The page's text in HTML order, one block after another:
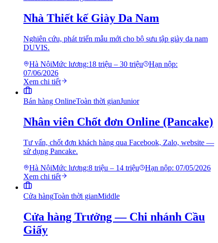
Nhà Thiết kế Giày Da Nam
Nghiên cứu, phát triển mẫu mới cho bộ sưu tập giày da nam
DUVIS.
Hà NộiMức lương:18 triệu – 30 triệu
Hạn nộp:
07/06/2026
Xem chi tiết
Bán hàng OnlineToàn thời gianJunior
Nhân viên Chốt đơn Online (Pancake)
Tư vấn, chốt đơn khách hàng qua Facebook, Zalo, website —
sử dụng Pancake.
Hà NộiMức lương:8 triệu – 14 triệu Hạn nộp: 07/05/2026
Xem chi tiết
Cửa hàngToàn thời gianMiddle
Cửa hàng Trưởng — Chi nhánh Cầu
Giấy